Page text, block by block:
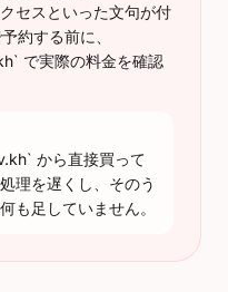
セスといった文句が付
約する前に、
で実際の料金を確認
から直接買って
理を遅くし、そのう
も足していません。